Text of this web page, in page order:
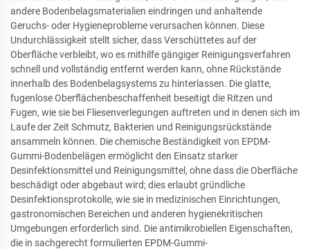
andere Bodenbelagsmaterialien eindringen und anhaltende
Geruchs- oder Hygieneprobleme verursachen können. Diese
Undurchlässigkeit stellt sicher, dass Verschüttetes auf der
Oberfläche verbleibt, wo es mithilfe gängiger Reinigungsverfahren
schnell und vollständig entfernt werden kann, ohne Rückstände
innerhalb des Bodenbelagsystems zu hinterlassen. Die glatte,
fugenlose Oberflächenbeschaffenheit beseitigt die Ritzen und
Fugen, wie sie bei Fliesenverlegungen auftreten und in denen sich im
Laufe der Zeit Schmutz, Bakterien und Reinigungsrückstände
ansammeln können. Die chemische Beständigkeit von EPDM-
Gummi-Bodenbelägen ermöglicht den Einsatz starker
Desinfektionsmittel und Reinigungsmittel, ohne dass die Oberfläche
beschädigt oder abgebaut wird; dies erlaubt gründliche
Desinfektionsprotokolle, wie sie in medizinischen Einrichtungen,
gastronomischen Bereichen und anderen hygienekritischen
Umgebungen erforderlich sind. Die antimikrobiellen Eigenschaften,
die in sachgerecht formulierten EPDM-Gummi-